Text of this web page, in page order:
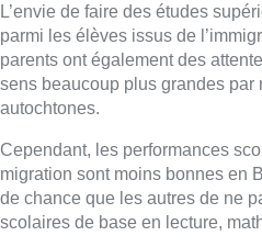
L’envie de faire des études
parmi les élèves issus de
parents ont également des
sens beaucoup plus grandes par
autochtones.
Cependant, les performances
migration sont moins bonnes en
de chance que les autres de ne
scolaires de base en lecture,